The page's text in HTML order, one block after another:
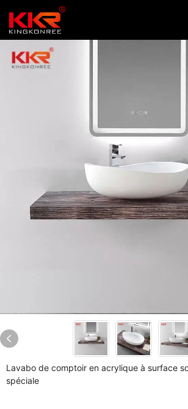
Lavabo de comptoir en acrylique à surface
spéciale